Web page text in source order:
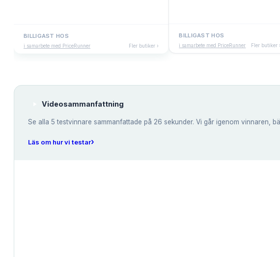
BILLIGAST HOS
i samarbete med PriceRunner Fler butiker ›
BILLIGAST HOS
i samarbete med PriceRunner Fler butiker ›
Videosammanfattning
Se alla 5 testvinnare sammanfattade på 26 sekunder. Vi går igenom vinnaren,
Läs om hur vi testar›